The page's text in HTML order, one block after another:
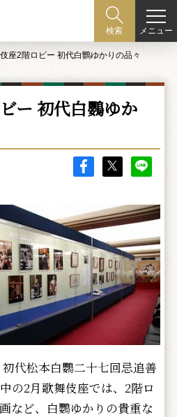
検索 メニュー
座2階ロビー 初代白鸚ゆかりの品々
ー 初代白鸚ゆか
代松本白鸚二十七回忌追善
の2月歌舞伎座では、2階ロ
など、白鸚ゆかりの貴重な